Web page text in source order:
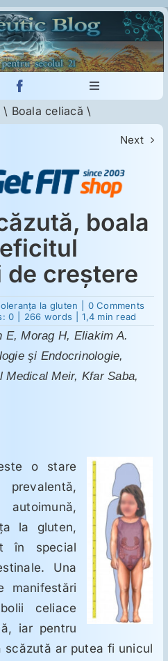
Toggle
Navigation
\ Boala celiacă \
Next
boala
creştere
la gluten 0 Comments
0 266 words 1,4 min read
E, Morag H, Eliakim A.
şi Endocrinologie,
Meir, Kfar Saba,
o stare
prevalentă,
autoimună,
la gluten,
în special
Una
manifestări
celiace
iar pentru
scăzută ar putea fi unicul